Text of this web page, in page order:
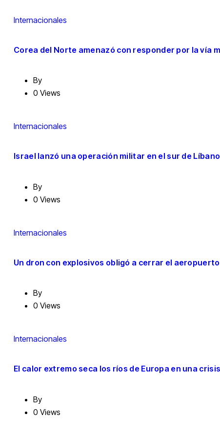
Internacionales
Corea del Norte amenazó con responder por la vía
By
0 Views
Internacionales
Israel lanzó una operación militar en el sur de
By
0 Views
Internacionales
Un dron con explosivos obligó a cerrar el
By
0 Views
Internacionales
El calor extremo seca los ríos de Europa en una
By
0 Views